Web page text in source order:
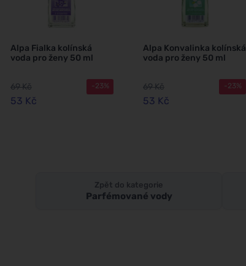
Alpa Fialka kolínská
voda pro ženy 50 ml
69 Kč
53 Kč
-23%
Alpa Konvalinka kolínská
voda pro ženy 50 ml
69 Kč
53 Kč
-23%
Zpět do kategorie
Parfémované vody